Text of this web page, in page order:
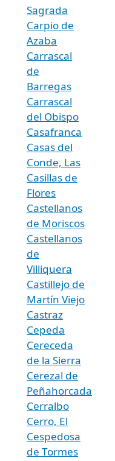
Sagrada
Carpio de
Azaba
Carrascal
de
Barregas
Carrascal
del Obispo
Casafranca
Casas del
Conde, Las
Casillas de
Flores
Castellanos
de Moriscos
Castellanos
de
Villiquera
Castillejo de
Martín Viejo
Castraz
Cepeda
Cereceda
de la Sierra
Cerezal de
Peñahorcada
Cerralbo
Cerro, El
Cespedosa
de Tormes